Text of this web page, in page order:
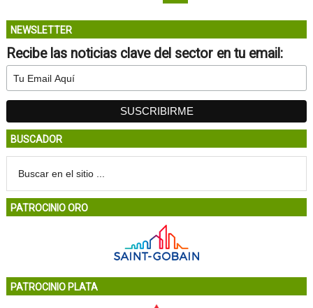
NEWSLETTER
Recibe las noticias clave del sector en tu email:
BUSCADOR
PATROCINIO ORO
PATROCINIO PLATA